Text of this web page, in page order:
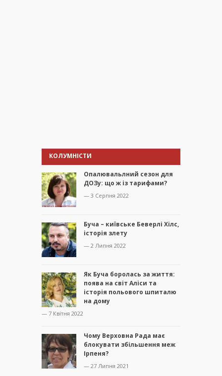
КОЛУМНІСТИ
Опалювальлний сезон для
ДОЗу: що ж із тарифами?
— 3 Серпня 2022
Буча – київське Беверлі Хілс,
історія злету
— 2 Липня 2022
Як Буча боролась за життя:
поява на світ Аліси та
історія польового шпиталю
на дому
— 7 Квітня 2022
Чому Верховна Рада має
блокувати збільшення меж
Ірпеня?
— 27 Липня 2021